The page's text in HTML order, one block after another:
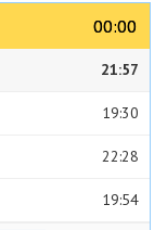
00:00
00:00
21:57
19:30
22:28
19:54